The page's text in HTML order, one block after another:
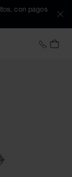
con pagos
+34
MI